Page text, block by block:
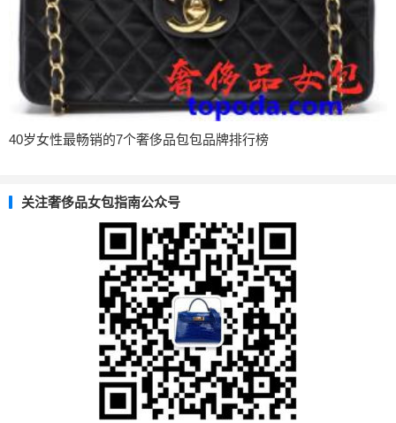
40岁女性最畅销的7个奢侈品包包品牌排行榜
关注奢侈品女包指南公众号